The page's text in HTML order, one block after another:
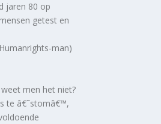
jaren 80 op
getest en
man)
men het niet?
te â€˜stomâ€™,